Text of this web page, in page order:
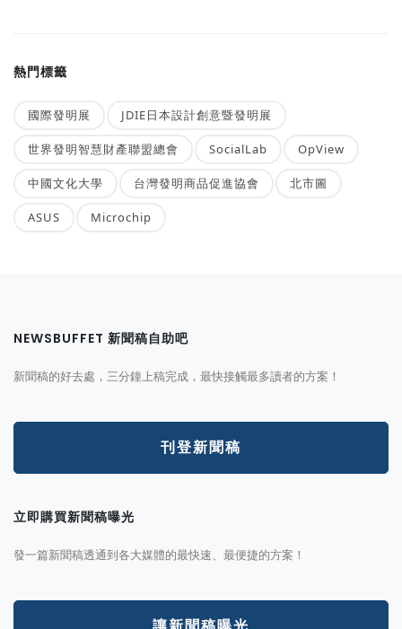
熱門標籤
國際發明展 JDIE日本設計創意暨發明展
世界發明智慧財產聯盟總會 SocialLab OpView
中國文化大學 台灣發明商品促進協會 北市圖
ASUS Microchip
NEWSBUFFET 新聞稿自助吧
新聞稿的好去處，三分鐘上稿完成，最快接觸最多讀者的方案！
刊登新聞稿
立即購買新聞稿曝光
發一篇新聞稿透通到各大媒體的最快速、最便捷的方案！